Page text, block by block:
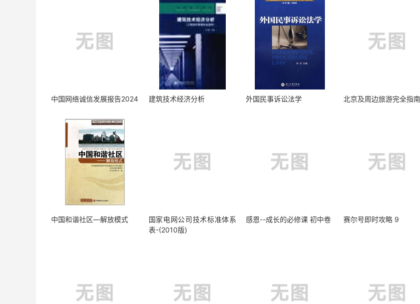
中国网络诚信发展报告2024 建筑技术经济分析 外国民事诉讼法学 北京及周边旅游完全指南
中国和谐社区—解放模式
国家电网公司技术标准体系
表-(2010版)
感恩--成长的必修课 初中卷 赛尔号即时攻略 9